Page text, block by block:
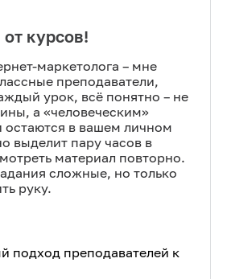
от курсов!
маркетолога – мне
преподаватели,
урок, всё понятно – не
а «человеческим»
в вашем личном
выделит пару часов в
материал повторно.
сложные, но только
руку.
подход преподавателей к